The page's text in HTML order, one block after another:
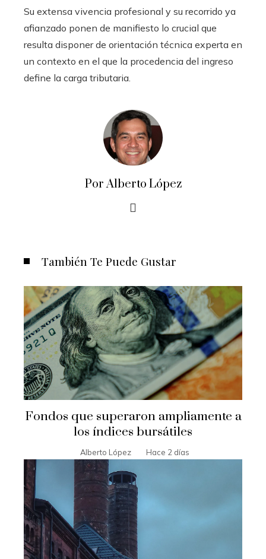
Su extensa vivencia profesional y su recorrido ya
afianzado ponen de manifiesto lo crucial que
resulta disponer de orientación técnica experta en
un contexto en el que la procedencia del ingreso
define la carga tributaria.
Por Alberto López
También Te Puede Gustar
Fondos que superaron ampliamente a
los índices bursátiles
Alberto López Hace 2 días